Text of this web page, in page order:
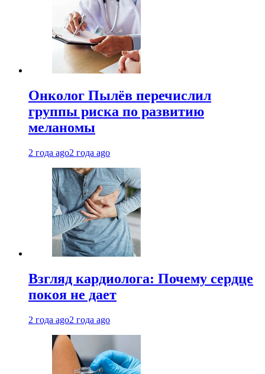
Онколог Пылёв перечислил
группы риска по развитию
меланомы
2 года ago2 года ago
Взгляд кардиолога: Почему сердце
покоя не дает
2 года ago2 года ago